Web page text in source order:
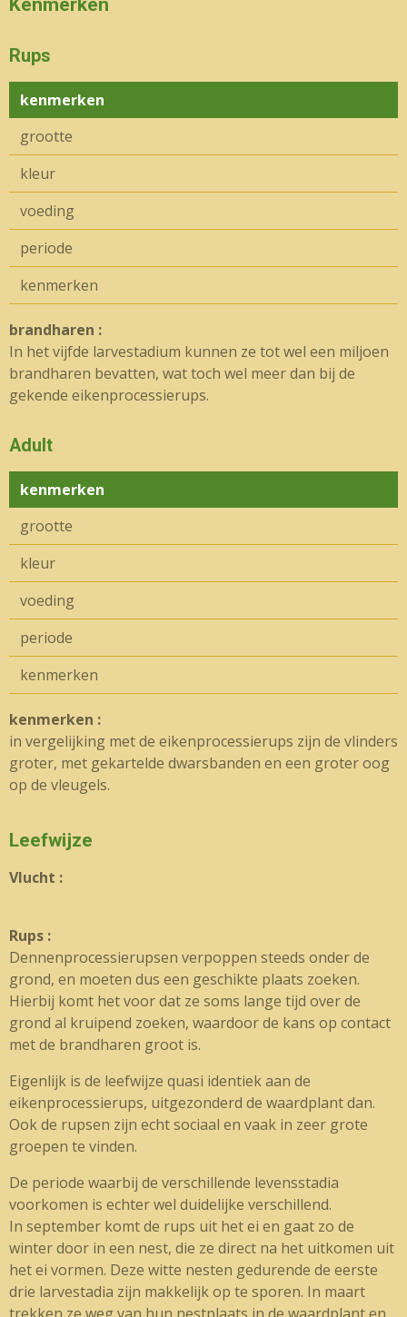
Kenmerken
Rups
kenmerken
grootte
kleur
voeding
periode
kenmerken
brandharen :
In het vijfde larvestadium kunnen ze tot wel een miljoen
brandharen bevatten, wat toch wel meer dan bij de
gekende eikenprocessierups.
Adult
kenmerken
grootte
kleur
voeding
periode
kenmerken
kenmerken :
in vergelijking met de eikenprocessierups zijn de vlinders
groter, met gekartelde dwarsbanden en een groter oog
op de vleugels.
Leefwijze
Vlucht :
Rups :
Dennenprocessierupsen verpoppen steeds onder de
grond, en moeten dus een geschikte plaats zoeken.
Hierbij komt het voor dat ze soms lange tijd over de
grond al kruipend zoeken, waardoor de kans op contact
met de brandharen groot is.
Eigenlijk is de leefwijze quasi identiek aan de
eikenprocessierups, uitgezonderd de waardplant dan.
Ook de rupsen zijn echt sociaal en vaak in zeer grote
groepen te vinden.
De periode waarbij de verschillende levensstadia
voorkomen is echter wel duidelijke verschillend.
In september komt de rups uit het ei en gaat zo de
winter door in een nest, die ze direct na het uitkomen uit
het ei vormen. Deze witte nesten gedurende de eerste
drie larvestadia zijn makkelijk op te sporen. In maart